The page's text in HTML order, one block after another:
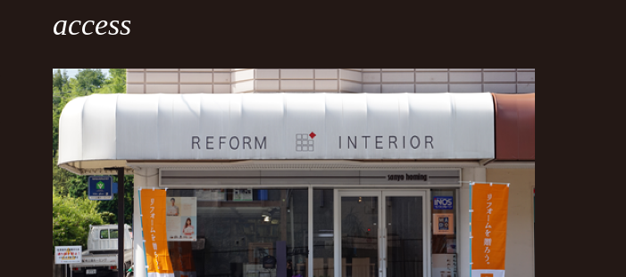
access